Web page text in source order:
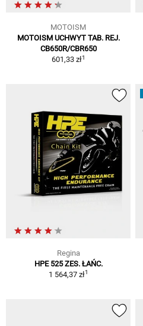
MOTOISM
MOTOISM UCHWYT TAB. REJ.
CB650R/CBR650
601,33 zł1
Regina
HPE 525 ZES. ŁAŃC.
1 564,37 zł1